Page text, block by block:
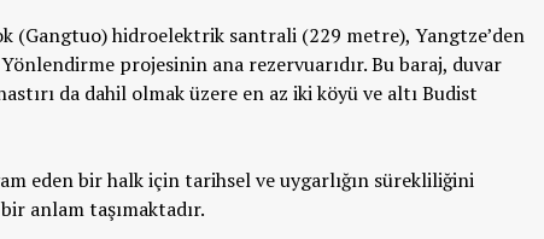
(Gangtuo) hidroelektrik santrali (229 metre), Yangtze’den
projesinin ana rezervuarıdır. Bu baraj, duvar
da dahil olmak üzere en az iki köyü ve altı Budist
eden bir halk için tarihsel ve uygarlığın sürekliliğini
anlam taşımaktadır.